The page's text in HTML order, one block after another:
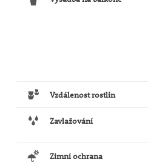
Vzdálenost rostlin
Zavlažování
Zimní ochrana